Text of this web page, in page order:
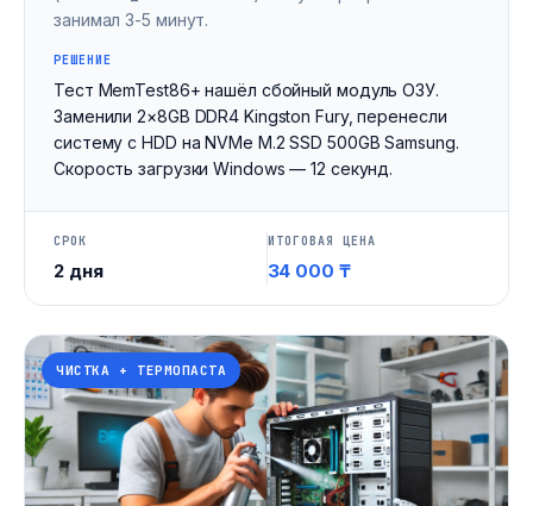
занимал 3-5 минут.
РЕШЕНИЕ
Тест MemTest86+ нашёл сбойный модуль ОЗУ.
Заменили 2×8GB DDR4 Kingston Fury, перенесли
систему с HDD на NVMe M.2 SSD 500GB Samsung.
Скорость загрузки Windows — 12 секунд.
СРОК
2 дня
ИТОГОВАЯ ЦЕНА
34 000 ₸
ЧИСТКА + ТЕРМОПАСТА